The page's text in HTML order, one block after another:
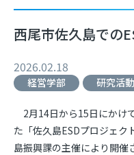
西尾市佐久島での
2026.02.18
経営学部 研究活動
2月14日から15日にかけ
た「佐久島ESDプロジェク
島振興課の主催により開催